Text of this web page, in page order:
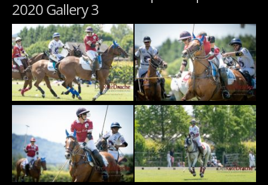
2020 Gallery 3